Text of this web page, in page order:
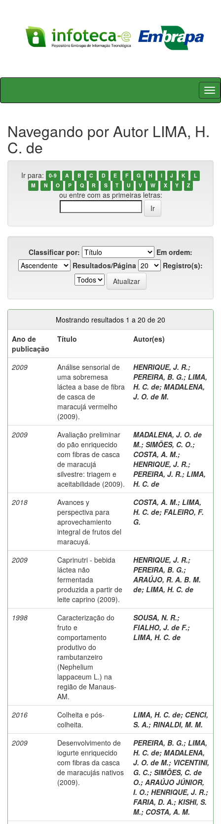
Skip
Navegando por Autor LIMA, H.
C. de
Ir para: 0-9 A B C D E F G H I J K
L
M
N O P Q R S T U V W X Y Z
ou entre com as primeiras letras:
Classificar por:
Em ordem:
Resultados/Página
Registro(s):
Mostrando resultados 1 a 20 de 20
Ano de
publicação
Título Autor(es)
2009
Análise sensorial de
uma sobremesa
láctea a base de fibra
de casca de
maracujá vermelho
(2009).
HENRIQUE, J. R.;
PEREIRA, B. G.; LIMA,
H. C. de; MADALENA,
J. O. de M.
2009
Avaliação preliminar
do pão enriquecido
com fibras de casca
de maracujá
silvestre: triagem e
aceitabilidade (2009).
MADALENA, J. O. de
M.; SIMÕES, C. O.;
COSTA, A. M.;
HENRIQUE, J. R.;
PEREIRA, J. R.; LIMA,
H. C. de
2018
Avances y
perspectiva para
aprovechamiento
integral de frutos del
maracuyá.
COSTA, A. M.; LIMA,
H. C. de; FALEIRO, F.
G.
2009
Caprinutri - bebida
láctea não
fermentada
produzida a partir de
leite caprino (2009).
HENRIQUE, J. R.;
PEREIRA, B. G.;
ARAÚJO, R. A. B. M.
de; LIMA, H. C. de
1998
Caracterização do
fruto e
comportamento
produtivo do
rambutanzeiro
(Nephelium
lappaceum L.) na
região de Manaus-
AM.
SOUSA, N. R.;
FIALHO, J. de F.;
LIMA, H. C. de
2016
Colheita e pós-
colheita.
LIMA, H. C. de; CENCI,
S. A.; RINALDI, M. M.
2009
Desenvolvimento de
iogurte enriquecido
com fibras da casca
de maracujás nativos
(2009).
PEREIRA, B. G.; LIMA,
H. C. de; MADALENA,
J. O. de M.; VICENTINI,
G. C.; SIMÕES, C. de
O.; ARAÚJO JÚNIOR,
I. O.; HENRIQUE, J. R.;
FARIA, D. A.; KISHI, S.
M.; COSTA, A. M.